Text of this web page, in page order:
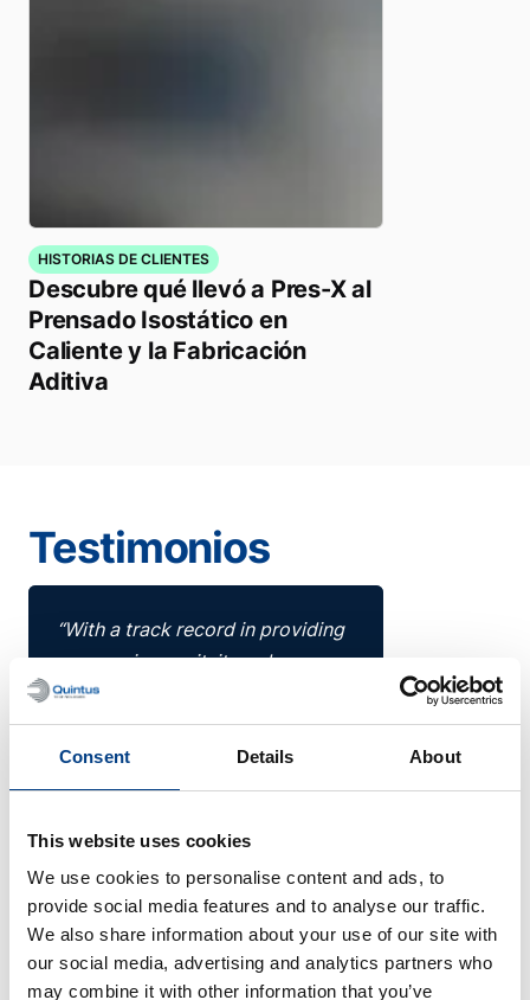
Consent Details About
This website uses cookies
We use cookies to personalise content and ads, to
provide social media features and to analyse our traffic.
We also share information about your use of our site with
our social media, advertising and analytics partners who
may combine it with other information that you’ve
HISTORIAS DE CLIENTES
Descubre qué llevó a Pres-X al
Prensado Isostático en
Caliente y la Fabricación
Aditiva
Testimonios
“With a track record in providing
our previous unit, it made sense
to once again work with Quintus
in this next phase of our HIP
journey.
plus their worldwide Quintus®
Care support program, gives
Wallwork and our customers the
confidence to develop and grow
long-term relationships and